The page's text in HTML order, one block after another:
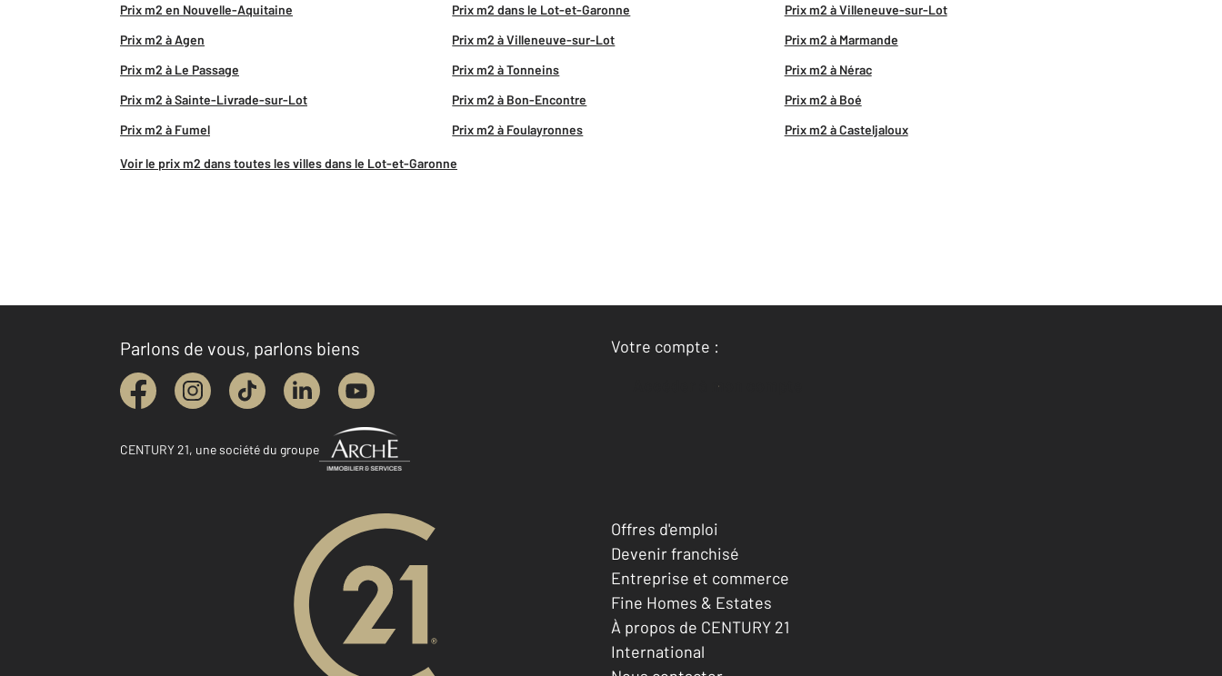
Prix m2 en Nouvelle-Aquitaine Prix m2 dans le Lot-et-Garonne
Prix m2 à Villeneuve-sur-Lot
Prix m2 à Agen
Prix m2 à Villeneuve-sur-Lot
Prix m2 à Marmande
Prix m2 à Le Passage
Prix m2 à Tonneins
Prix m2 à Nérac
Prix m2 à Sainte-Livrade-sur-Lot
Prix m2 à Bon-Encontre
Prix m2 à Boé
Prix m2 à Fumel
Prix m2 à Foulayronnes Prix m2 à Casteljaloux
Voir le prix m2 dans toutes les villes dans le Lot-et-Garonne
Parlons de vous, parlons biens
CENTURY 21, une société du groupe
Votre compte :
Accéder à mon compte
Offres d'emploi
Devenir franchisé
Entreprise et commerce
Fine Homes & Estates
À propos de CENTURY 21
International